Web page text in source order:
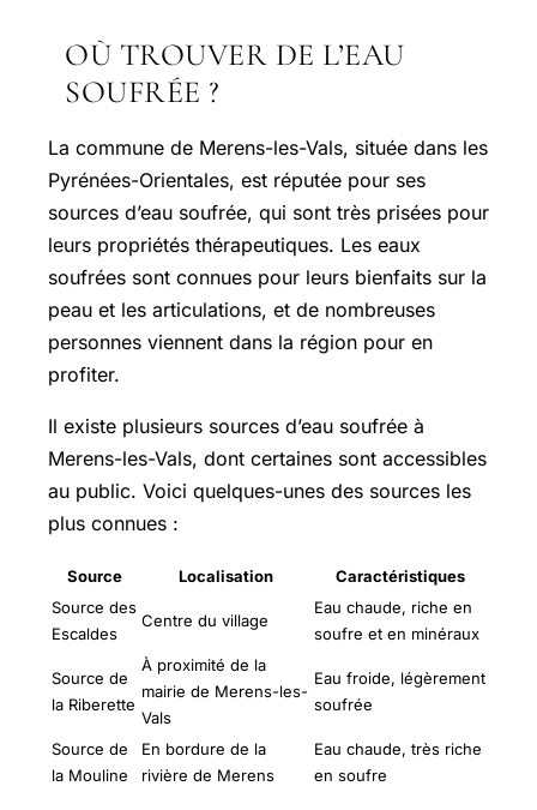
OÙ TROUVER DE L’EAU
SOUFRÉE ?
La commune de Merens-les-Vals, située dans les
Pyrénées-Orientales, est réputée pour ses
sources d’eau soufrée, qui sont très prisées pour
leurs propriétés thérapeutiques. Les eaux
soufrées sont connues pour leurs bienfaits sur la
peau et les articulations, et de nombreuses
personnes viennent dans la région pour en
profiter.
Il existe plusieurs sources d’eau soufrée à
Merens-les-Vals, dont certaines sont accessibles
au public. Voici quelques-unes des sources les
plus connues :
Source Localisation
Caractéristiques
Source des
Escaldes
Centre du village
Eau chaude, riche en
soufre et en minéraux
Source de
la Riberette
À proximité de la
mairie de Merens-les-
Vals
Eau froide, légèrement
soufrée
Source de
la Mouline
En bordure de la
rivière de Merens
Eau chaude, très riche
en soufre